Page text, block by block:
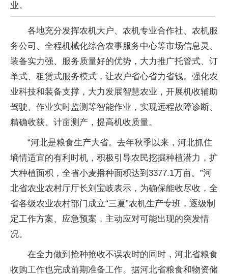
业。
各地充分发挥农机大户、农机专业合作社、农机服
务公司、全程机械化综合农事服务中心等市场信息灵、
装备实力强、服务质量好的优势，大力推广托管式、订
单式、租赁式服务模式，让农户省心省力省钱。强化农
业科技和装备支撑，大力发展智慧农业，开展机收辅助
驾驶、作业实时监测等智能作业，实现远程故障诊断、
精确收获、计亩测产，提高机收质量。
“河北是粮食生产大省。去年秋季以来，河北抓住
墒情适宜的有利时机，积极引导农民挖掘种植潜力，扩
大种植面积，全省小麦播种面积达到3377.1万亩。”河
北省农业农村厅厅长刘宝岐表示，为确保能收尽收，全
省各级农业农村部门成立“三夏”农机生产专班，逐级制
定工作方案、应急预案，主动应对可能出现的突发情
况。
在全力做到抢种抢收不误农时的同时，河北省粮食
收购工作也完成前期准备工作。据河北省粮食和物资储